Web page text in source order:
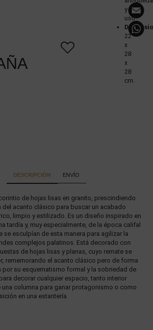
y
uso
22
x
28
x
28
cm.
DESCRIPCIÓN ENVÍO
de hojas lisas en granito, prescindiendo
del acanto clásico para buscar un acabado
limpio y estilizado. Es un diseño inspirado en
tardía y, muy especialmente, de la época califal
se esculpían de esta manera para agilizar la
complejos palatinos. Está decorado con
de hojas lisas y planas, cuyo remate se
rememorando el acanto clásico pero de forma
por su esquematismo formal y la sobriedad de
decorar cualquier espacio, tanto interior
una columna para ganar protagonismo o como
en una estantería.